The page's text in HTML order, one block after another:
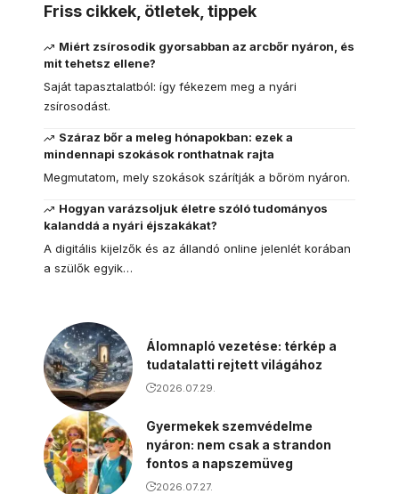
Friss cikkek, ötletek, tippek
Miért zsírosodik gyorsabban az arcbőr nyáron, és
mit tehetsz ellene?
Saját tapasztalatból: így fékezem meg a nyári
zsírosodást.
Száraz bőr a meleg hónapokban: ezek a
mindennapi szokások ronthatnak rajta
Megmutatom, mely szokások szárítják a bőröm nyáron.
Hogyan varázsoljuk életre szóló tudományos
kalanddá a nyári éjszakákat?
A digitális kijelzők és az állandó online jelenlét korában
a szülők egyik…
Álomnapló vezetése: térkép a
tudatalatti rejtett világához
2026.07.29.
Gyermekek szemvédelme
nyáron: nem csak a strandon
fontos a napszemüveg
2026.07.27.